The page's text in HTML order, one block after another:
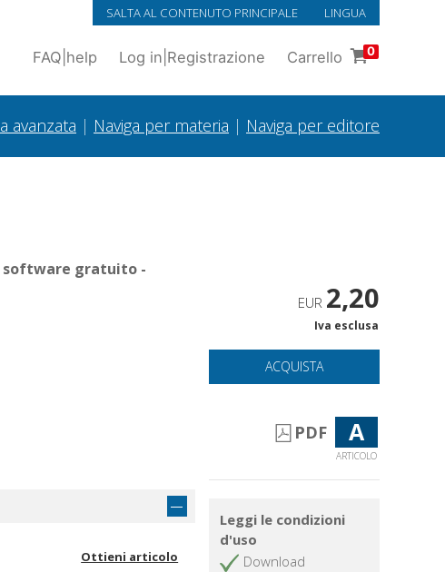
SALTA AL CONTENUTO PRINCIPALE LINGUA
FAQ help Log in Registrazione Carrello 0
avanzata | Naviga per materia | Naviga per editore
software gratuito -
Ottieni articolo
EUR 2,20
Iva esclusa
ACQUISTA
PDF A
ARTICOLO
Leggi le condizioni
d'uso
Download